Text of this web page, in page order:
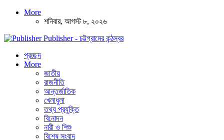
More
শনিবার, আগস্ট ৮, ২০২৬
Publisher - চট্টগ্রামের কন্ঠস্বর
প্রচ্ছদ
More
জাতীয়
রাজনীতি
আন্তর্জাতিক
খেলাধুলা
তথ্য প্রযুক্তি
বিনোদন
নারী ও শিশু
বিশেষ সংবাদ